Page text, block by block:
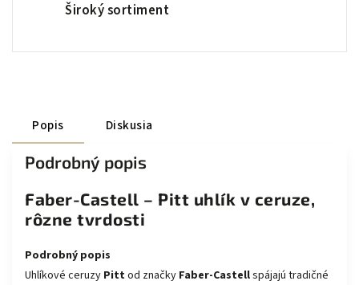
Široký sortiment
Popis Diskusia
Podrobný popis
Faber-Castell – Pitt uhlík v ceruze,
rôzne tvrdosti
Podrobný popis
Uhlíkové ceruzy Pittod značky Faber-Castellspájajú tradičné